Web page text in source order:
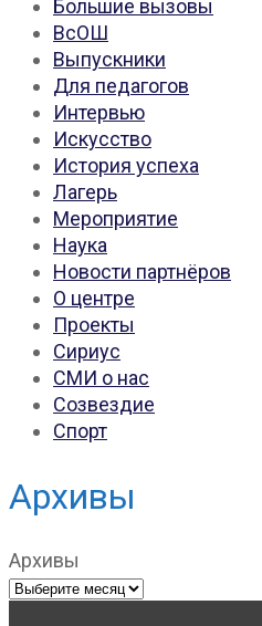
Большие вызовы
ВсОШ
Выпускники
Для педагогов
Интервью
Искусство
История успеха
Лагерь
Мероприятие
Наука
Новости партнёров
О центре
Проекты
Сириус
СМИ о нас
Созвездие
Спорт
Архивы
Архивы